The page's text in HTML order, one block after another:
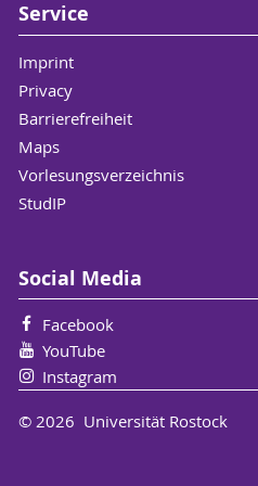
Becker-Hingst, N.
Alter – Eine Frage der
Längsschnitt zum
Depression. Wiesbaden:
Psychologie in
Service
Imprint
Privacy
Barrierefreiheit
Maps
Vorlesungsverzeichnis
StudIP
Social Media
Facebook
YouTube
Instagram
© 2026 Universität Rostock